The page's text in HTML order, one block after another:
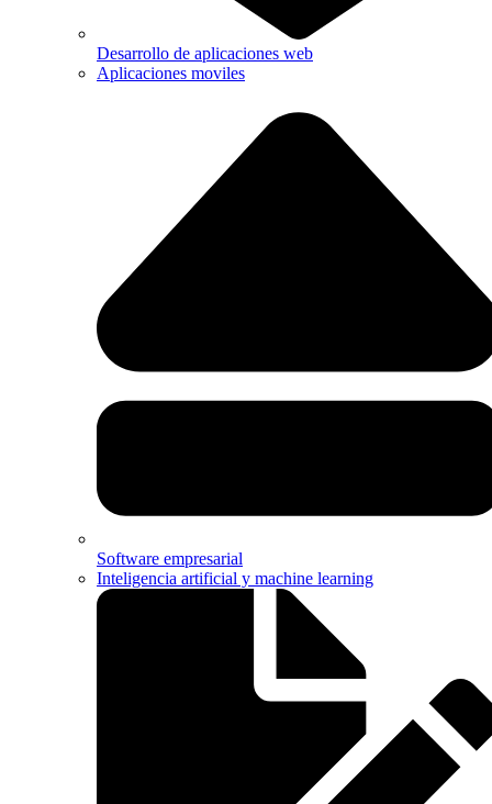
Desarrollo de aplicaciones web
Aplicaciones moviles
Software empresarial
Inteligencia artificial y machine learning